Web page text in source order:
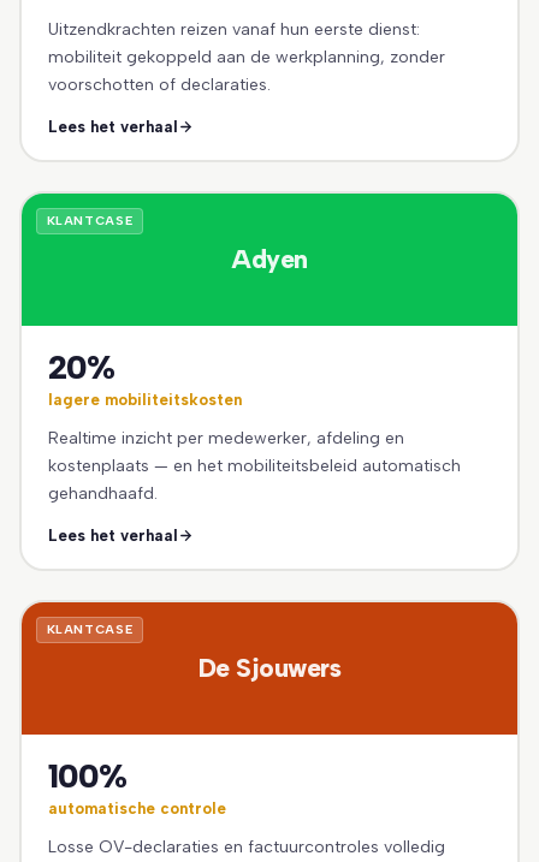
Uitzendkrachten reizen vanaf hun eerste dienst:
mobiliteit gekoppeld aan de werkplanning, zonder
voorschotten of declaraties.
Lees het verhaal
KLANTCASE
Adyen
20%
lagere mobiliteitskosten
Realtime inzicht per medewerker, afdeling en
kostenplaats — en het mobiliteitsbeleid automatisch
gehandhaafd.
Lees het verhaal
KLANTCASE
De Sjouwers
100%
automatische controle
Losse OV-declaraties en factuurcontroles volledig